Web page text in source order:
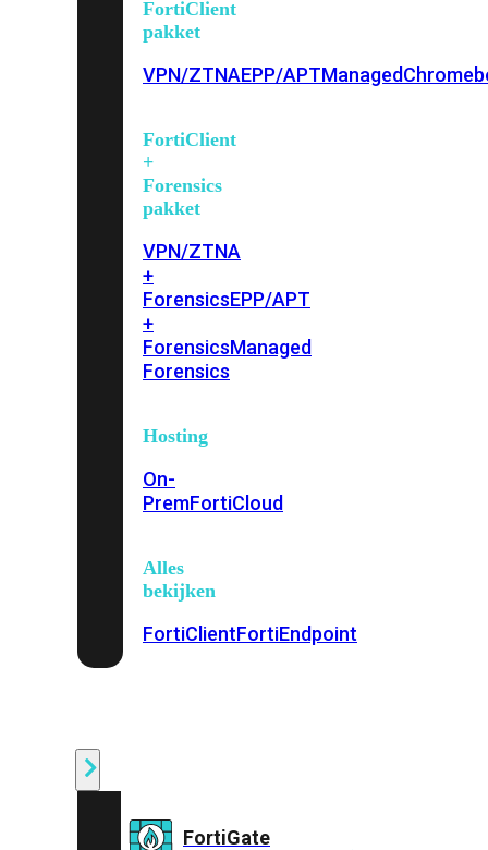
FortiClient
pakket
VPN/ZTNAEPP/APTManaged
FortiClient
+
Forensics
pakket
VPN/ZTNA
+
ForensicsEPP/APT
+
ForensicsManaged
Forensics
Hosting
On-
PremFortiCloud
Alles
bekijken
FortiClientFortiEndpoint
FortiGate